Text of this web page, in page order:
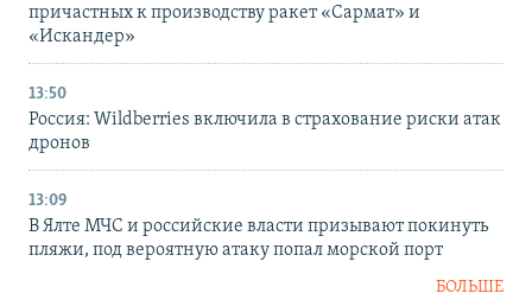
причастных к производству ракет «Сармат» и
«Искандер»
13:50
Россия: Wildberries включила в страхование риски атак
дронов
13:09
В Ялте МЧС и российские власти призывают покинуть
пляжи, под вероятную атаку попал морской порт
БОЛЬШЕ